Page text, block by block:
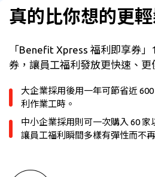
真的比你想的更
「Benefit Xpress 福利即享券
券，讓員工福利發放更快速、更
大企業採用後用一年可節省近
利作業工時。
中小企業採用則可一次購入 60 家
讓員工福利瞬間多樣有彈性而不